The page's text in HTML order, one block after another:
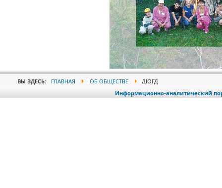
ВЫ ЗДЕСЬ: ГЛАВНАЯ ОБ ОБЩЕСТВЕ
ДЮГД
Информационно-аналитический